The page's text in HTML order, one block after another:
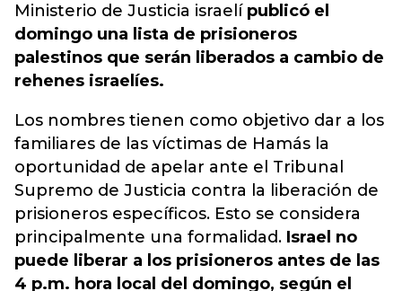
Ministerio de Justicia israelípublicó el
domingo una lista de prisioneros
palestinos que serán liberados a cambio de
rehenes israelíes.
Los nombres tienen como objetivo dar a los
familiares de las víctimas de Hamás la
oportunidad de apelar ante el Tribunal
Supremo de Justicia contra la liberación de
prisioneros específicos. Esto se considera
principalmente una formalidad. Israel no
puede liberar a los prisioneros antes de las
4 p.m. hora local del domingo, según el